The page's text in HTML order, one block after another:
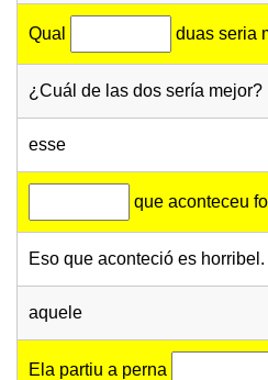
Qual duas seria
¿Cuál de las dos sería mejor?
esse
que aconteceu
Eso que aconteció es horribel.
aquele
Ela partiu a perna